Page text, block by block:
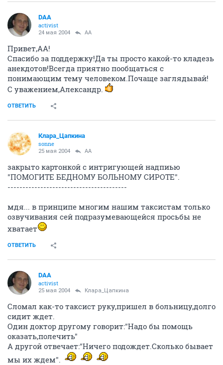
DAA
activist
24 мая 2004 AA
Привет,АА!
Спасибо за поддержку!Да ты просто какой-то кладезь
анекдотов!Всегда приятно пообщаться с
понимающим тему человеком.Почаще заглядывай!
С уважением,Александр.
ОТВЕТИТЬ
Клара_Цапкина
sonne
25 мая 2004 AA
закрыто картонкой с интригующей надпиью
"ПОМОГИТЕ БЕДНОМУ БОЛЬНОМУ СИРОТЕ".
----------------------------------------
мдя... в принципе многим нашим таксистам только
озвучивания сей подразумевающейся просьбы не
хватает
ОТВЕТИТЬ
DAA
activist
25 мая 2004 Клара_Цапкина
Сломал как-то таксист руку,пришел в больницу,долго
сидит ждет.
Один доктор другому говорит:"Надо бы помощь
оказать,полечить"
А другой отвечает:"Ничего подождет.Сколько бывает
мы их ждем".